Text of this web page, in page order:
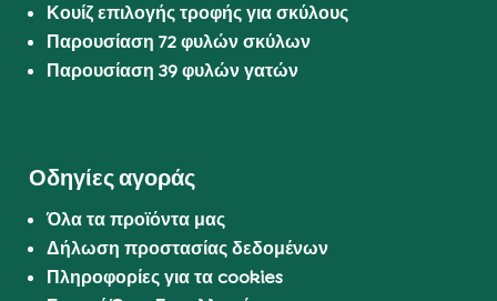
Κουίζ επιλογής τροφής για σκύλους
Παρουσίαση 72 φυλών σκύλων
Παρουσίαση 39 φυλών γατών
Οδηγίες αγοράς
Όλα τα προϊόντα μας
Δήλωση προστασίας δεδομένων
Πληροφορίες για τα cookies